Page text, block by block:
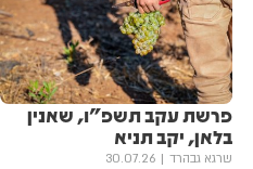
פרשת עקב תשפ"ו, שאנין
בלאן, יקב תניא
שרגא גבהרד 30.07.26